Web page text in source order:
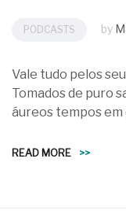
PODCASTS by
Vale tudo pelos
Tomados de puro
áureos tempos em
READ MORE >>